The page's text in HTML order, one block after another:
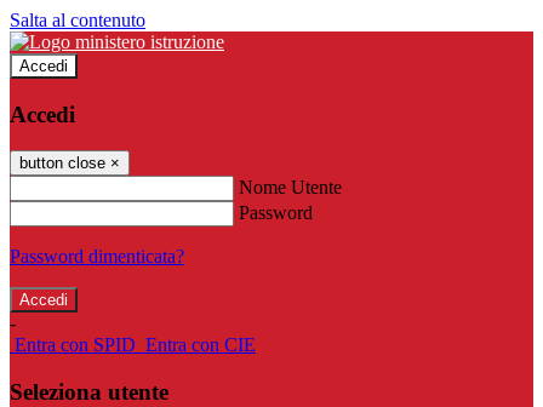
Salta al contenuto
Accedi
Accedi
button close ×
Nome Utente
Password
Password dimenticata?
-
Entra con SPID Entra con CIE
Seleziona utente